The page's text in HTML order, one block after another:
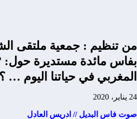
من تنظيم : جمعية ملتقى
بفاس مائدة مستديرة حول:
المغربي في حياتنا اليوم …
24 يناير، 2020
صوت فاس البديل // ادريس العادل